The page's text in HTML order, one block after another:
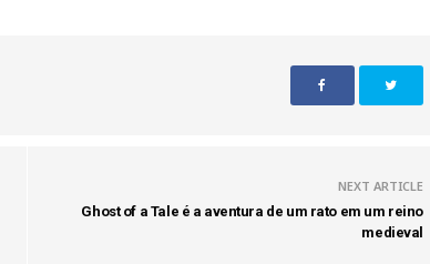
NEXT ARTICLE
Ghost of a Tale é a aventura de um rato em um reino
medieval